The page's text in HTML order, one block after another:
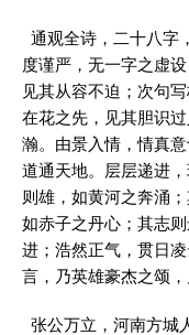
通观全诗，二十八字
度谨严，无一字之虚
见其从容不迫；次句
在花之先，见其胆识
瀚。由景入情，情真
道通天地。层层递进
则雄，如黄河之奔涌
如赤子之丹心；其志
进；浩然正气，贯日
言，乃英雄豪杰之颂
张公万立，河南方城